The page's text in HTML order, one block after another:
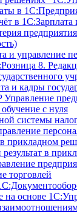
в
в
и управление
8.
и кадры
с нуля
системы
прикладном
в
торговлей
на основе